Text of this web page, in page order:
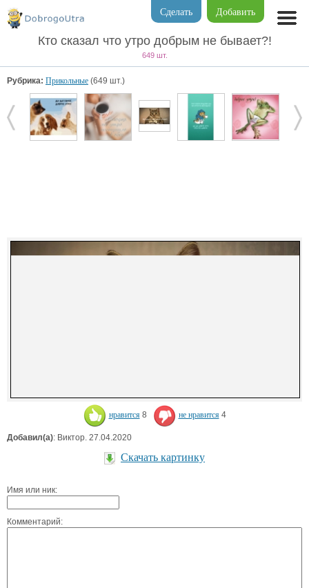
Добавить
Сделать
Кто сказал что утро добрым не бывает?!
649 шт.
Рубрика: Прикольные (649 шт.)
нравится 8 не нравится 4
Добавил(а): Виктор. 27.04.2020
Скачать картинку
Имя или ник:
Комментарий: